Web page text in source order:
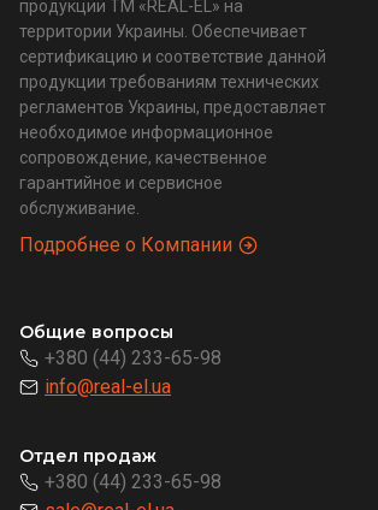
продукции ТМ «REAL-EL» на
территории Украины. Обеспечивает
сертификацию и соответствие данной
продукции требованиям технических
регламентов Украины, предоставляет
необходимое информационное
сопровождение, качественное
гарантийное и сервисное
обслуживание.
Подробнее о Компании
Общие вопросы
+380 (44) 233-65-98
info@real-el.ua
Отдел продаж
+380 (44) 233-65-98